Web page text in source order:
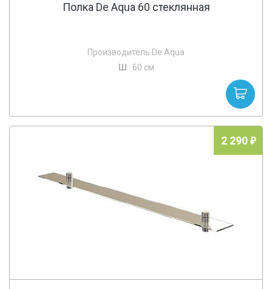
Полка De Aqua 60 стеклянная
Производитель De Aqua
Ш : 60 см
2 290